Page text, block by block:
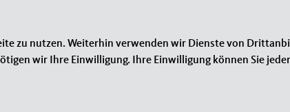
zu nutzen. Weiterhin verwenden wir Dienste von
wir Ihre Einwilligung. Ihre Einwilligung können Sie